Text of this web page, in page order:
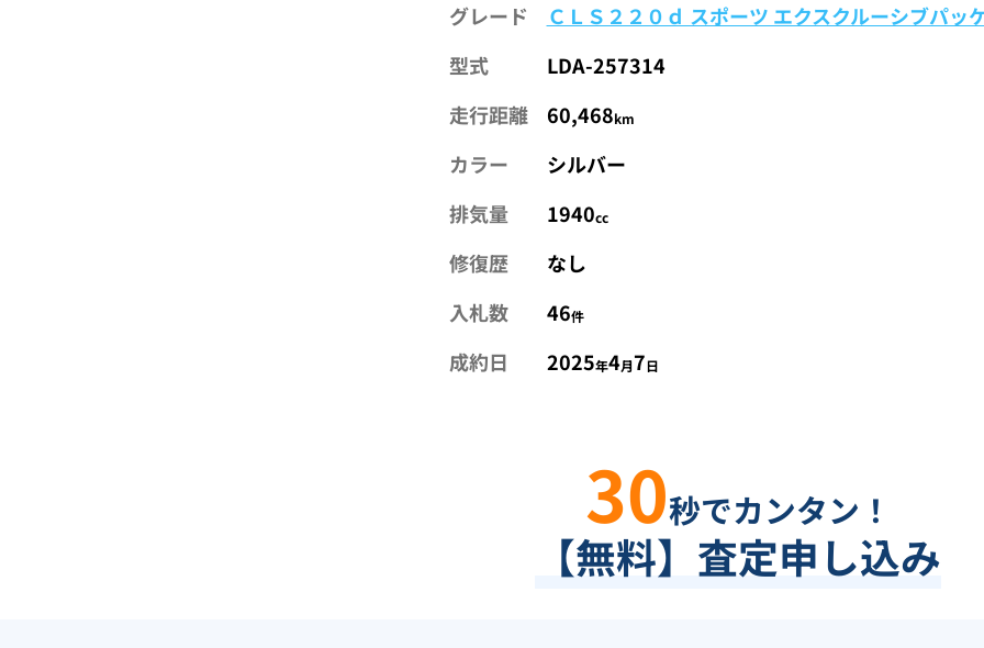
グレード
ＣＬＳ２２０ｄ スポーツ エクスクルーシブパッ
型式
LDA-257314
走行距離
60,468km
カラー
シルバー
排気量
1940cc
修復歴
なし
入札数
46件
成約日 2025年4月7日
30秒でカンタン！
【無料】査定申し込み